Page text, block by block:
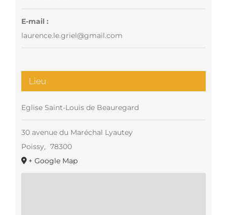
E-mail :
laurence.le.griel@gmail.com
Lieu
Eglise Saint-Louis de Beauregard
30 avenue du Maréchal Lyautey
Poissy, 78300
+ Google Map